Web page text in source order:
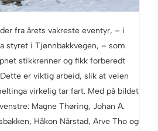
fra årets vakreste eventyr, – i
styret i Tjønnbakkvegen, – som
stikkrenner og fikk forberedt
er viktig arbeid, slik at veien
virkelig tar fart. Med på bildet
Magne Thøring, Johan A.
Håkon Nårstad, Arve Tho og